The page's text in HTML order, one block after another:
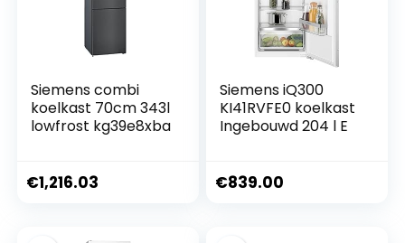
Siemens combi
koelkast 70cm 343l
lowfrost kg39e8xba
€1,216.03
Siemens iQ300
KI41RVFE0 koelkast
Ingebouwd 204 l E
€839.00